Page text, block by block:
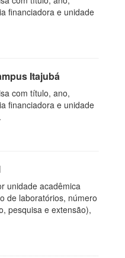
financiadora e unidade
Itajubá
com título, ano,
financiadora e unidade
unidade acadêmica
de laboratórios, número
pesquisa e extensão),